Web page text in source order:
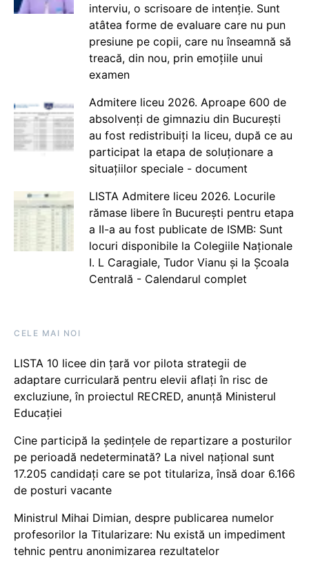
interviu, o scrisoare de intenție. Sunt
atâtea forme de evaluare care nu pun
presiune pe copii, care nu înseamnă să
treacă, din nou, prin emoțiile unui
examen
Admitere liceu 2026. Aproape 600 de
absolvenți de gimnaziu din București
au fost redistribuiți la liceu, după ce au
participat la etapa de soluționare a
situațiilor speciale - document
LISTA Admitere liceu 2026. Locurile
rămase libere în București pentru etapa
a II-a au fost publicate de ISMB: Sunt
locuri disponibile la Colegiile Naționale
I. L Caragiale, Tudor Vianu și la Școala
Centrală - Calendarul complet
CELE MAI NOI
LISTA 10 licee din țară vor pilota strategii de
adaptare curriculară pentru elevii aflați în risc de
excluziune, în proiectul RECRED, anunță Ministerul
Educației
Cine participă la ședințele de repartizare a posturilor
pe perioadă nedeterminată? La nivel național sunt
17.205 candidați care se pot titulariza, însă doar 6.166
de posturi vacante
Ministrul Mihai Dimian, despre publicarea numelor
profesorilor la Titularizare: Nu există un impediment
tehnic pentru anonimizarea rezultatelor